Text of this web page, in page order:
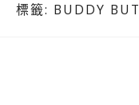
標籤: BUDDY